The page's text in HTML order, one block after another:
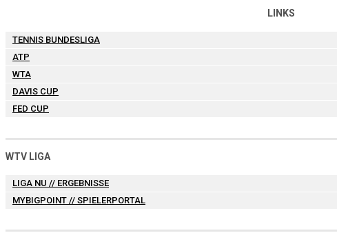
LINKS
TENNIS BUNDESLIGA
ATP
WTA
DAVIS CUP
FED CUP
WTV LIGA
LIGA NU // ERGEBNISSE
MYBIGPOINT // SPIELERPORTAL